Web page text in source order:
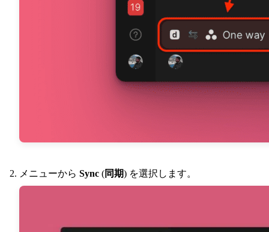
メニューから Sync (同期) を選択します。